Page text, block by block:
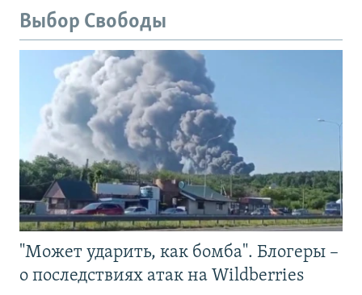
Выбор Свободы
"Может ударить, как бомба". Блогеры –
о последствиях атак на Wildberries